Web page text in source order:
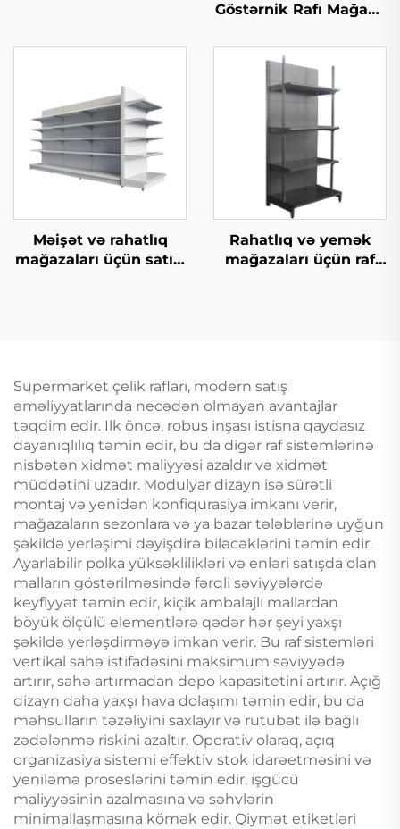
Göstərnik Rafı Mağaza
Məişət və rahatlıq
mağazaları üçün satıcı
Rahatlıq və yemək
mağazaları üçün raf
Supermarket çelik rafları, modern satış
əməliyyatlarında necədən olmayan avantajlar
təqdim edir. Ilk öncə, robus inşası istisna qaydasız
dayanıqlılıq təmin edir, bu da digər raf sistemlərinə
nisbətən xidmət maliyyəsi azaldır və xidmət
müddətini uzadır. Modulyar dizayn isə sürətli
montaj və yenidən konfiqurasiya imkanı verir,
mağazaların sezonlara və ya bazar tələblərinə uyğun
şəkildə yerləşimi dəyişdirə biləcəklərini təmin edir.
Ayarlabilir polka yüksəklilikləri və enləri satışda olan
malların göstərilməsində fərqli səviyyələrdə
keyfiyyət təmin edir, kiçik ambalajlı mallardan
böyük ölçülü elementlərə qədər hər şeyi yaxşı
şəkildə yerləşdirməyə imkan verir. Bu raf sistemləri
vertikal sahə istifadəsini maksimum səviyyədə
artırır, sahə artırmadan depo kapasitetini artırır. Açığ
dizayn daha yaxşı hava dolaşımı təmin edir, bu da
məhsulların təzəliyini saxlayır və rutubət ilə bağlı
zədələnmə riskini azaltır. Operativ olaraq, açıq
organizasiya sistemi effektiv stok idarəetməsini və
yeniləmə proseslərini təmin edir, işgücü
maliyyəsinin azalmasına və səhvlərin
minimallaşmasına kömək edir. Qiymət etiketləri